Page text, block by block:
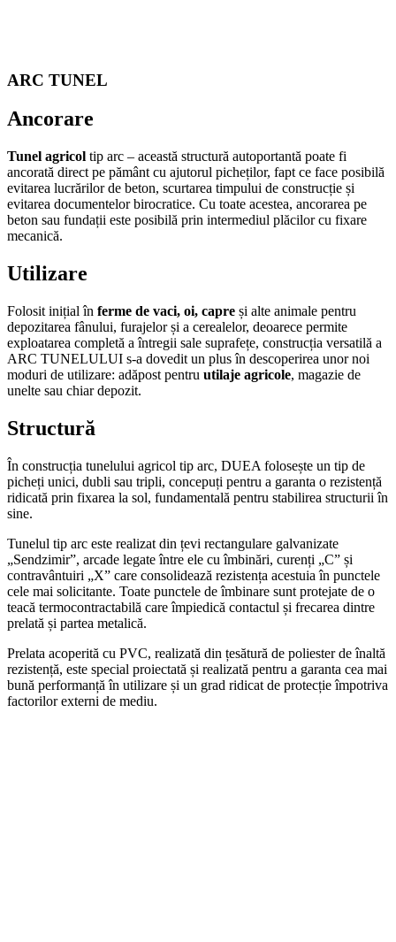
ARC TUNEL
Ancorare
Tunel agricol tip arc – această structură autoportantă poate fi
ancorată direct pe pământ cu ajutorul picheților, fapt ce face posibilă
evitarea lucrărilor de beton, scurtarea timpului de construcție și
evitarea documentelor birocratice. Cu toate acestea, ancorarea pe
beton sau fundații este posibilă prin intermediul plăcilor cu fixare
mecanică.
Utilizare
Folosit inițial în ferme de vaci, oi, capre și alte animale pentru
depozitarea fânului, furajelor și a cerealelor, deoarece permite
exploatarea completă a întregii sale suprafețe, construcția versatilă a
ARC TUNELULUI s-a dovedit un plus în descoperirea unor noi
moduri de utilizare: adăpost pentru utilaje agricole, magazie de
unelte sau chiar depozit.
Structură
În construcția tunelului agricol tip arc, DUEA folosește un tip de
picheți unici, dubli sau tripli, concepuți pentru a garanta o rezistență
ridicată prin fixarea la sol, fundamentală pentru stabilirea structurii în
sine.
Tunelul tip arc este realizat din țevi rectangulare galvanizate
„Sendzimir”, arcade legate între ele cu îmbinări, curenți „C” și
contravântuiri „X” care consolidează rezistența acestuia în punctele
cele mai solicitante. Toate punctele de îmbinare sunt protejate de o
teacă termocontractabilă care împiedică contactul și frecarea dintre
prelată și partea metalică.
Prelata acoperită cu PVC, realizată din țesătură de poliester de înaltă
rezistență, este special proiectată și realizată pentru a garanta cea mai
bună performanță în utilizare și un grad ridicat de protecție împotriva
factorilor externi de mediu.